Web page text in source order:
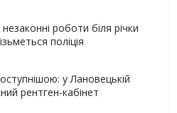
роботи біля річки
поліція
у Лановецькій
рентген-кабінет